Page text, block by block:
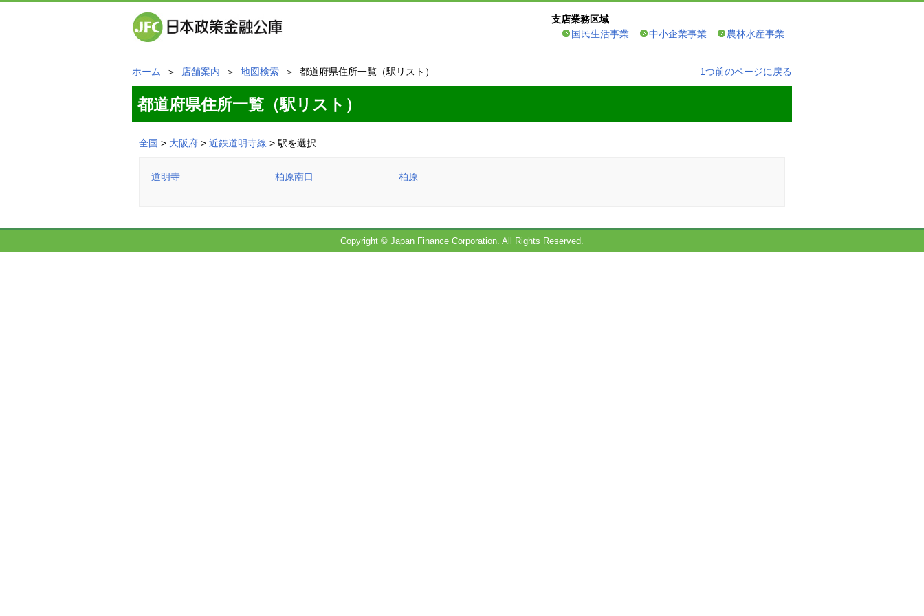
支店業務区域
国民生活事業
中小企業事業 農林水産事業
ホーム ＞ 店舗案内 ＞ 地図検索 ＞ 都道府県住所一覧（駅リスト） 1つ前のページに戻る
都道府県住所一覧（駅リスト）
全国 > 大阪府 > 近鉄道明寺線 > 駅を選択
道明寺 柏原南口 柏原
Copyright © Japan Finance Corporation. All Rights Reserved.